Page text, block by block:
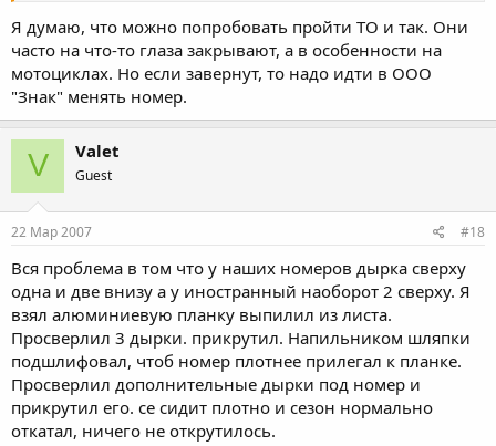
Я думаю, что можно попробовать пройти ТО и так. Они
часто на что-то глаза закрывают, а в особенности на
мотоциклах. Но если завернут, то надо идти в ООО
"Знак" менять номер.
V Valet
Guest
22 Мар 2007 #18
Вся проблема в том что у наших номеров дырка сверху
одна и две внизу а у иностранный наоборот 2 сверху. Я
взял алюминиевую планку выпилил из листа.
Просверлил 3 дырки. прикрутил. Напильником шляпки
подшлифовал, чтоб номер плотнее прилегал к планке.
Просверлил дополнительные дырки под номер и
прикрутил его. се сидит плотно и сезон нормально
откатал, ничего не открутилось.